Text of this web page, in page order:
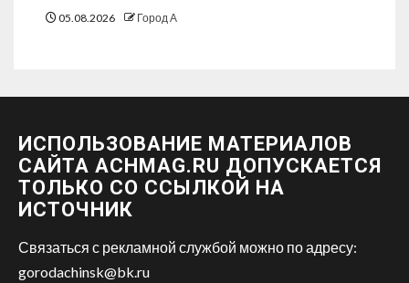
05.08.2026 Город А
ИСПОЛЬЗОВАНИЕ МАТЕРИАЛОВ
САЙТА ACHMAG.RU ДОПУСКАЕТСЯ
ТОЛЬКО СО ССЫЛКОЙ НА
ИСТОЧНИК
Связаться с рекламной службой можно по адресу:
gorodachinsk@bk.ru